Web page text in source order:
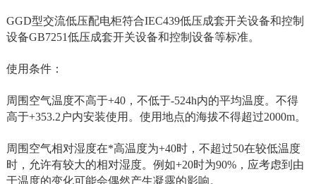
GGD型交流低压配电柜符合IEC439低压成套开关设备和控制
设备GB7251低压成套开关设备和控制设备等标准。
使用条件：
周围空气温度不高于+40，不低于-524h内的平均温度。不得
高于+353.2户内安装使用。使用地点的海拔不得超过2000m。
周围空气相对湿度在*高温度为+40时，不超过50在较低温度
时，允许有较大的相对湿度。例如+20时为90%，应考虑到由
于温度的变化可能会偶然产生凝露的影响。